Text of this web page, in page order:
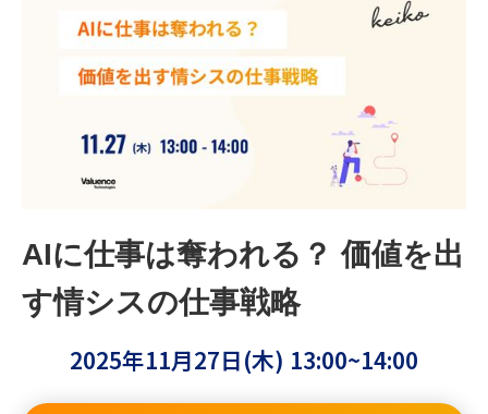
AIに仕事は奪われる？ 価値を出
す情シスの仕事戦略
2025年11月27日(木) 13:00~14:00